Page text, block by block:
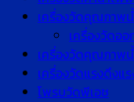
เครื่องวัดคุณภาพ
เครื่องวัดออ
เครื่องวัดคุณภาพ
เครื่องวัดแรงดึงแ
โพรบวัดพีเอช